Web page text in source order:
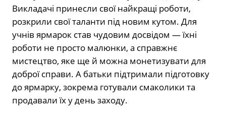
Викладачі принесли свої найкращі роботи,
розкрили свої таланти під новим кутом. Для
учнів ярмарок став чудовим досвідом — їхні
роботи не просто малюнки, а справжнє
мистецтво, яке ще й можна монетизувати для
доброї справи. А батьки підтримали підготовку
до ярмарку, зокрема готували смаколики та
продавали їх у день заходу.